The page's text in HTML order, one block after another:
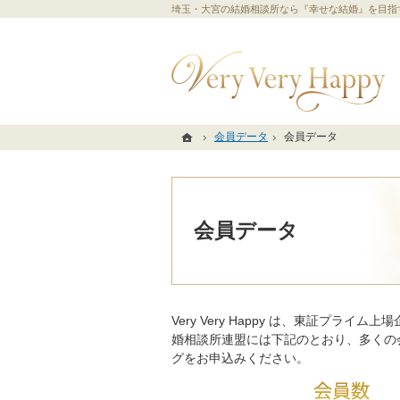
ホーム
会員データ 会員データ
会員データ
埼玉・大宮の結婚相談所なら『幸せな結婚』を目
Very Very Happy は、東証プライム上
婚相談所連盟には下記のとおり、多く
グをお申込みください。
ホーム
会員データ 会員データ